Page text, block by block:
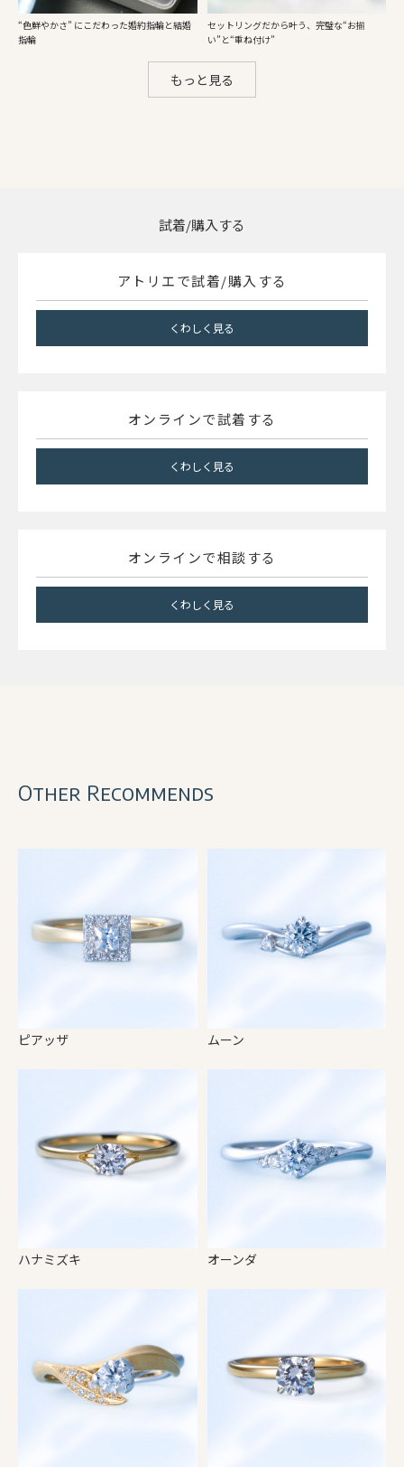
“色鮮やかさ” にこだわった婚約指輪と結婚
指輪
セットリングだから叶う、完璧な“お揃
い”と“重ね付け”
もっと見る
試着/購入する
アトリエで試着/購入する
くわしく見る
オンラインで試着する
くわしく見る
オンラインで相談する
くわしく見る
Other Recommends
ピアッザ ムーン
ハナミズキ オーンダ